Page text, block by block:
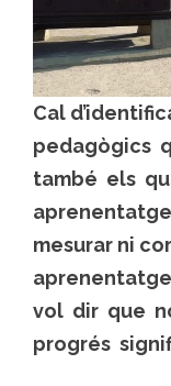
Cal
pedagògics
també els
mesurar ni
vol dir que
progrés